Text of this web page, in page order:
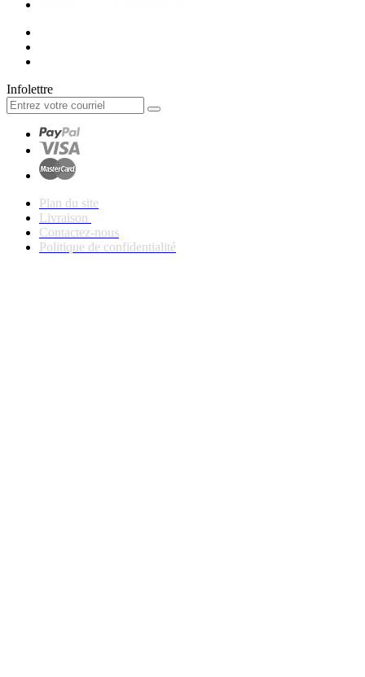
Infolettre
Plan du site
Livraison
Contactez-nous
Politique de confidentialité